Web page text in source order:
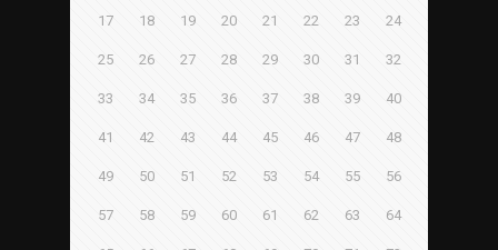
17 18 19 20 21 22 23 24
25 26 27 28 29 30 31 32
33 34 35 36 37 38 39 40
41 42 43 44 45 46 47 48
49 50 51 52 53 54 55 56
57 58 59 60 61 62 63 64